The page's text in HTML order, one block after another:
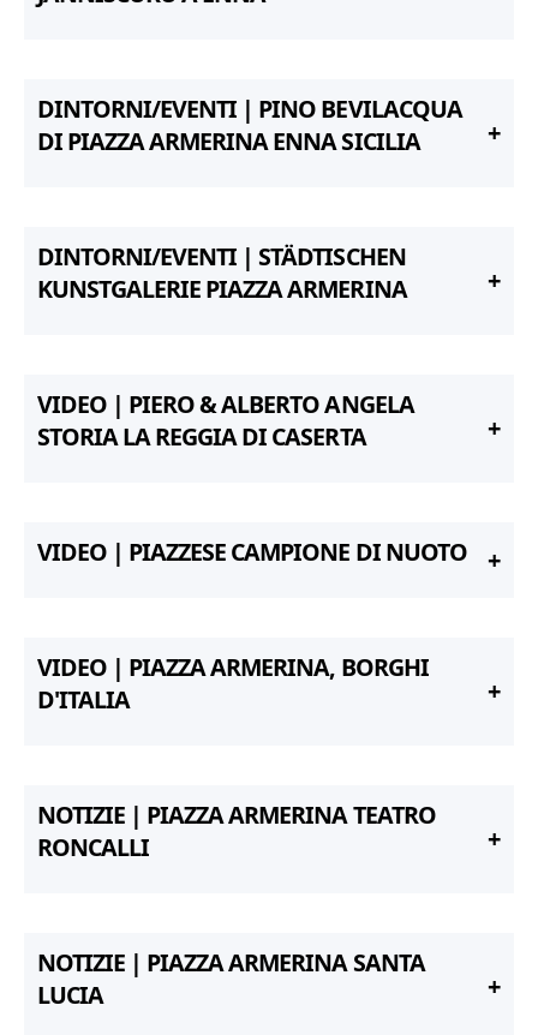
DINTORNI/EVENTI | PINO BEVILACQUA
DI PIAZZA ARMERINA ENNA SICILIA
DINTORNI/EVENTI | STÄDTISCHEN
KUNSTGALERIE PIAZZA ARMERINA
VIDEO | PIERO & ALBERTO ANGELA
STORIA LA REGGIA DI CASERTA
VIDEO | PIAZZESE CAMPIONE DI NUOTO
VIDEO | PIAZZA ARMERINA, BORGHI
D'ITALIA
NOTIZIE | PIAZZA ARMERINA TEATRO
RONCALLI
NOTIZIE | PIAZZA ARMERINA SANTA
LUCIA